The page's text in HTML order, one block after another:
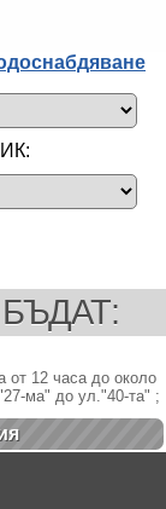
от 12 часа до около
ма" до ул."40-та" ;